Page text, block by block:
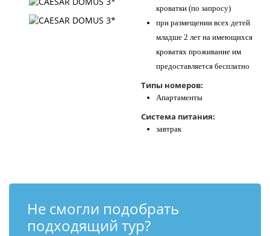
кроватки (по запросу)
при размещении всех детей
младше 2 лет на имеющихся
кроватях проживание им
предоставляется бесплатно
Типы номеров:
Апартаменты
Система питания:
завтрак
Не смогли подобрать
подходящий тур?